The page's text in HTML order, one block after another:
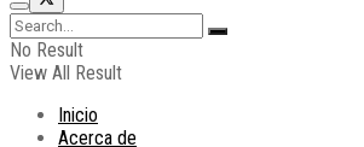
No Result
View All Result
Inicio
Acerca de